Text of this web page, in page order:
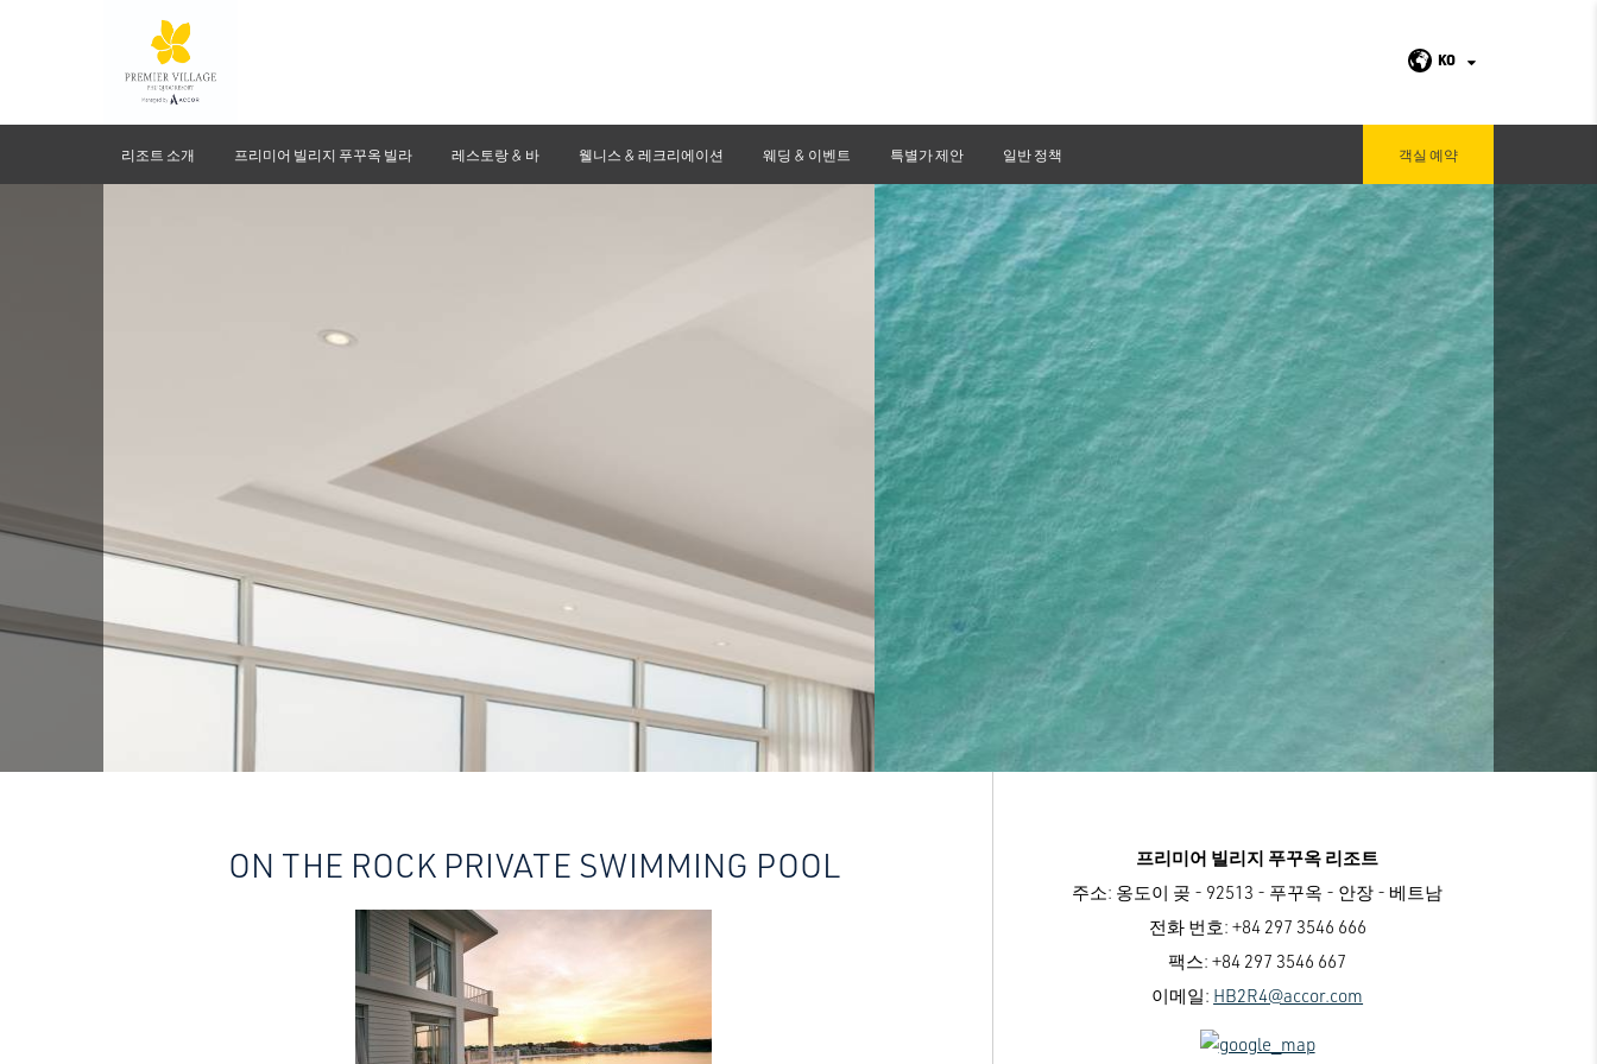
KO
리조트 소개 프리미어 빌리지 푸꾸옥 빌라 레스토랑 & 바 웰니스 & 레크리에이션 웨딩 & 이벤트 특별가 제안 일반 정책 객실 예약
ON THE ROCK PRIVATE SWIMMING POOL
프리미어 빌리지 푸꾸옥 리조트
주소: 옹도이 곶 - 92513 - 푸꾸옥 - 안장 - 베트남
전화 번호: +84 297 3546 666
팩스: +84 297 3546 667
이메일: HB2R4@accor.com